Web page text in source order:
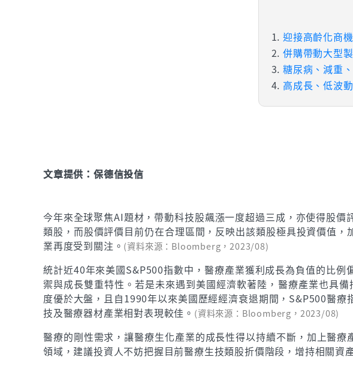
迎接高齡化商
併購帶動大型
糖尿病、減重
高成長、低波
文章提供：保德信投信
今年來全球聚焦AI題材，帶動科技股飆漲一度超過三成，亦使得股
類股，而股價評價目前仍在合理區間，反映出該類股極具投資價值
業再度受到關注。 (資料來源：Bloomberg，2023/08)
統計近40年來美國S&P500指數中，醫療產業獲利成長為負值的比
禦與成長雙重特性。若是未來遇到美國經濟軟著陸，醫療產業也具
度優於大盤，且自1990年以來美國歷經經濟衰退期間，S&P500醫
技及醫療器材產業相對表現較佳。 (資料來源：Bloomberg，2023/08)
醫療的剛性需求，讓醫療生化產業的成長性得以持續不斷，加上醫
領域，建議投資人不妨把握目前醫療生技類股折價階段，增持相關資